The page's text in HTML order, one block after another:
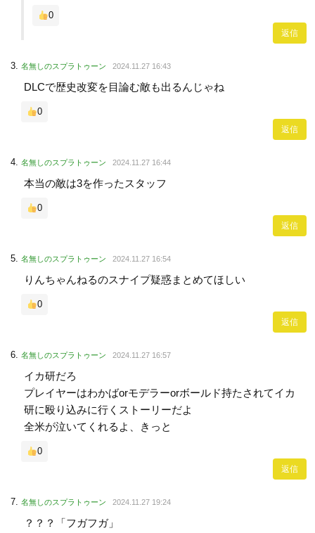
0
返信
名無しのスプラトゥーン 2024.11.27 16:43
DLCで歴史改変を目論む敵も出るんじゃね
0
返信
名無しのスプラトゥーン 2024.11.27 16:44
本当の敵は3を作ったスタッフ
0
返信
名無しのスプラトゥーン 2024.11.27 16:54
りんちゃんねるのスナイプ疑惑まとめてほしい
0
返信
名無しのスプラトゥーン 2024.11.27 16:57
イカ研だろ
プレイヤーはわかばorモデラーorボールド持たされてイカ
研に殴り込みに行くストーリーだよ
全米が泣いてくれるよ、きっと
0
返信
名無しのスプラトゥーン 2024.11.27 19:24
？？？「フガフガ」